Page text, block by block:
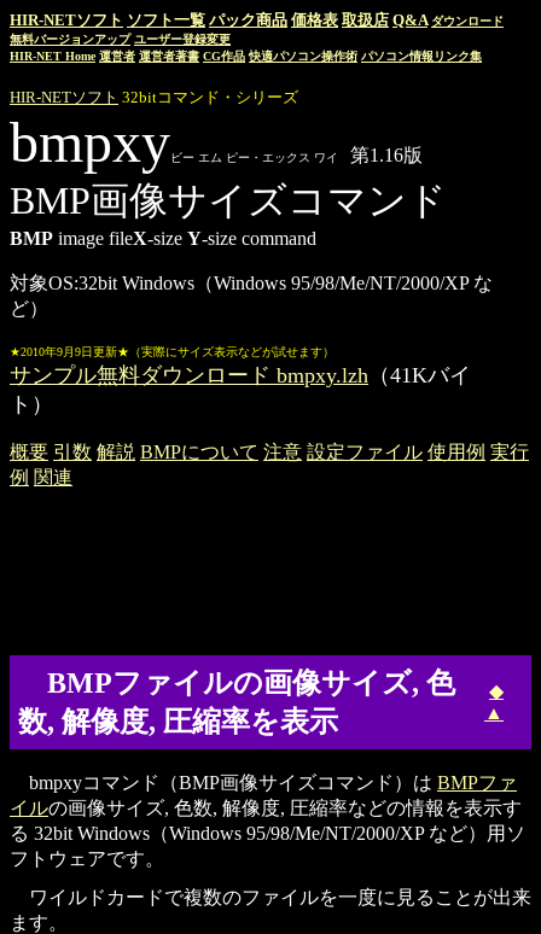
HIR-NETソフト ソフト一覧 パック商品 価格表 取扱店 Q&A ダウンロード
無料バージョンアップ ユーザー登録変更
HIR-NET Home 運営者 運営者著書 CG作品 快適パソコン操作術 パソコン情報リンク集
HIR-NETソフト 32bitコマンド・シリーズ
bmpxyビー エム ピー・エックス ワイ 第1.16版
BMP画像サイズコマンド
BMP image fileX-size Y-size command
対象OS:32bit Windows（Windows 95/98/Me/NT/2000/XP な
ど）
★2010年9月9日更新★（実際にサイズ表示などが試せます）
サンプル無料ダウンロード bmpxy.lzh （41Kバイ
ト）
概要 引数 解説 BMPについて 注意 設定ファイル 使用例 実行
例 関連
BMPファイルの画像サイズ, 色
数, 解像度, 圧縮率を表示
◆
▲
bmpxyコマンド（BMP画像サイズコマンド）は BMPファ
イルの画像サイズ, 色数, 解像度, 圧縮率などの情報を表示す
る 32bit Windows（Windows 95/98/Me/NT/2000/XP など）用ソ
フトウェアです。
ワイルドカードで複数のファイルを一度に見ることが出来
ます。